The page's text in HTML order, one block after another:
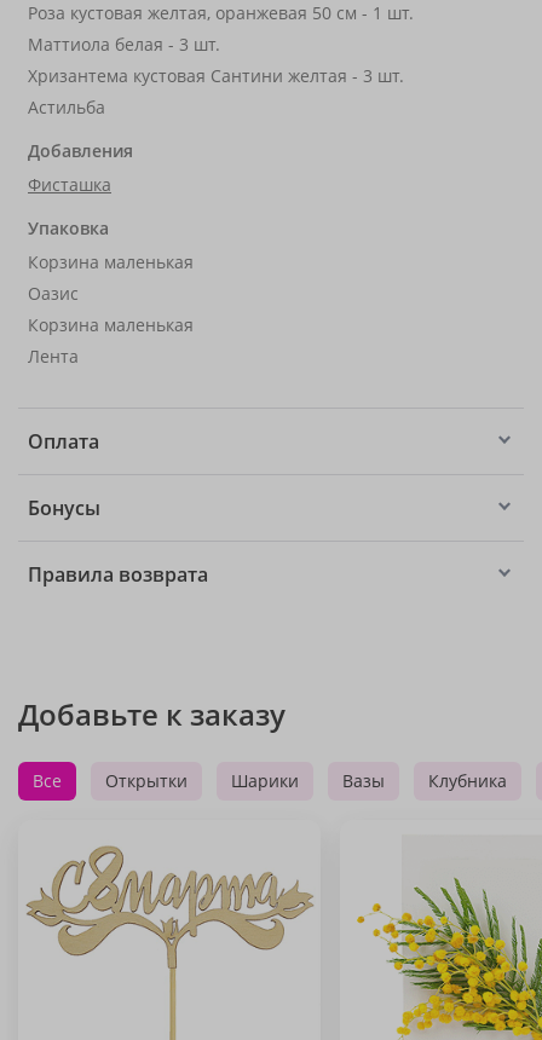
Роза кустовая желтая, оранжевая 50 см - 1 шт.
Маттиола белая - 3 шт.
Хризантема кустовая Сантини желтая - 3 шт.
Астильба
Добавления
Фисташка
Упаковка
Корзина маленькая
Оазис
Корзина маленькая
Лента
Оплата
Бонусы
Правила возврата
Добавьте к заказу
Все Открытки Шарики Вазы Клубника